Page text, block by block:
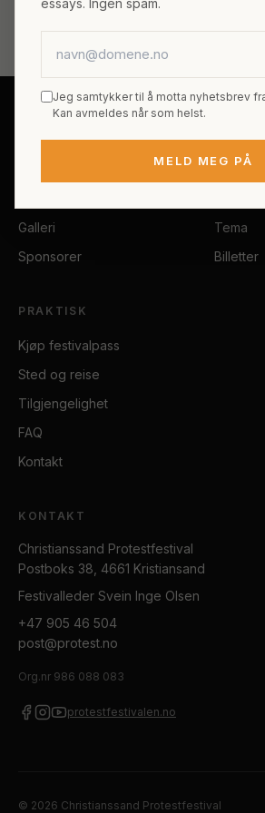
← Alle gjester
Galleri
Sponsorer
Hele
Tema
Billetter
PRAKTISK
Kjøp festivalpass
Sted og reise
Tilgjengelighet
FAQ
Kontakt
KONTAKT
Christianssand Protestfestival
Postboks 38, 4661 Kristiansand
Festivalleder Svein Inge Olsen
+47 905 46 504
post@protest.no
Org.nr 986 088 083
protestfestivalen.no
© 2026 Christianssand Protestfestival
essays. Ingen spam.
Jeg samtykker til å motta nyhetsbrev
Kan avmeldes når som helst.
MELD MEG PÅ